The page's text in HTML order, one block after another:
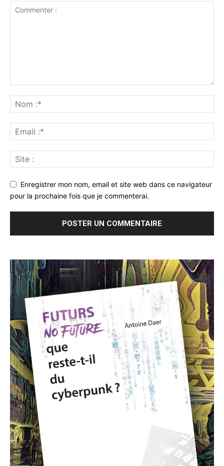
Enregistrer mon nom, email et site web dans ce navigateur
pour la prochaine fois que je commenterai.